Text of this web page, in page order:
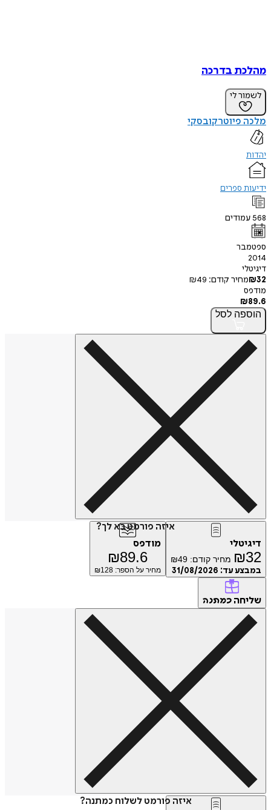
מהלכת בדרכה
לשמור לי
מלכה פיוטרקובסקי
יהדות
ידיעות ספרים
568 עמודים
ספטמבר
2014
דיגיטלי
₪32 מחיר קודם: ₪49
מודפס
₪89.6
הוספה לסל
איזה פורמט בא לך?
דיגיטלי
₪32 מחיר קודם: ₪49
במבצע עד: 31/08/2026
מודפס
₪89.6
מחיר על הספר: ₪ 128
שליחה כמתנה
איזה פורמט לשלוח כמתנה?